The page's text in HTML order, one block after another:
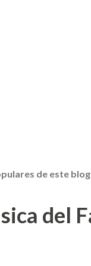
de este blog
del